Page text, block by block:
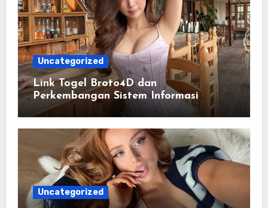
Uncategorized
Link Togel Broto4D dan
Perkembangan Sistem Informasi
Digital Masa Kini
Uncategorized